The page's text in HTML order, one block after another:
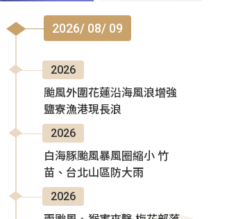
2026/ 08/ 09
2026
颱風外圍花蓮沿海風浪增強
鹽寮漁港現長浪
2026
白海豚颱風暴風圈縮小 竹
苗、台北山區防大雨
2026